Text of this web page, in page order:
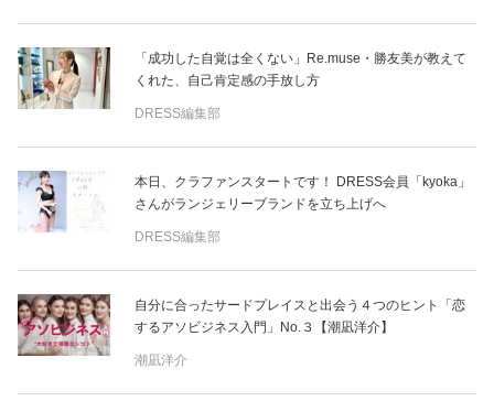
「成功した自覚は全くない」Re.muse・勝友美が教えて
くれた、自己肯定感の手放し方
DRESS編集部
本日、クラファンスタートです！ DRESS会員「kyoka」
さんがランジェリーブランドを立ち上げへ
DRESS編集部
自分に合ったサードプレイスと出会う４つのヒント「恋
するアソビジネス入門」No.３【潮凪洋介】
潮凪洋介